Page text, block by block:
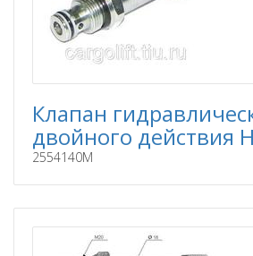
Клапан
двойного действия
2554140M